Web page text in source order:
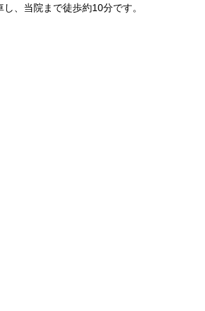
し、当院まで徒歩約10分です。